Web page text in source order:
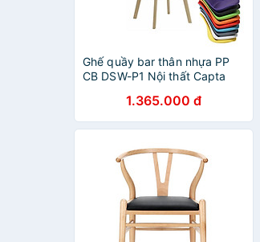
Ghế quầy bar thân nhựa PP
CB DSW-P1 Nội thất Capta
ngồi bọc PVC màu trắng chân
gỗ cố định có gác nhân nhựa
PP màu trắng
1.365.000 đ